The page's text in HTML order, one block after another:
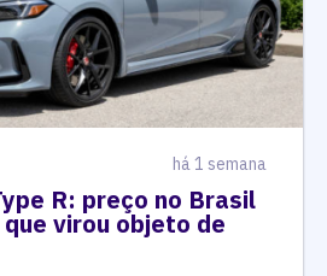
há 1 semana
R: preço no Brasil
que virou objeto de